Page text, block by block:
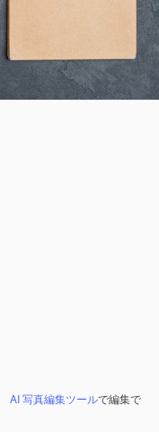
AI 写真編集ツールで編集で